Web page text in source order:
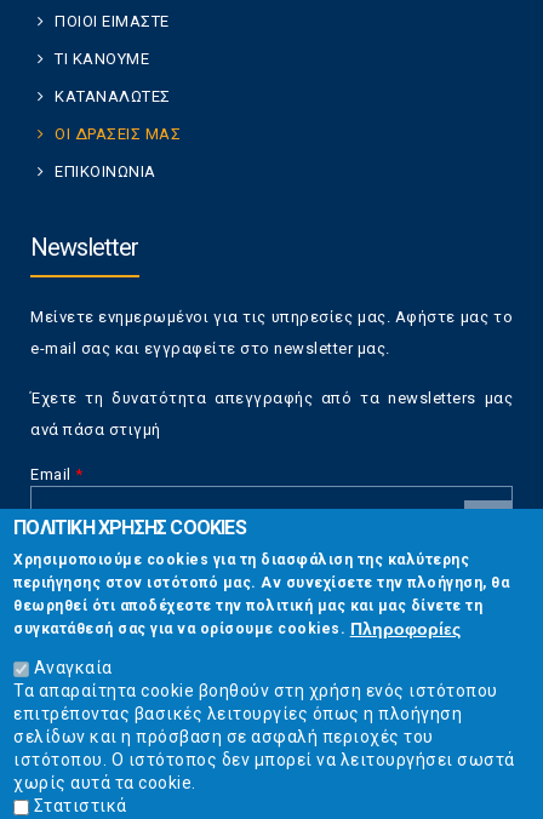
ΠΟΙΟΙ ΕΙΜΑΣΤΕ
ΤΙ ΚΑΝΟΥΜΕ
ΚΑΤΑΝΑΛΩΤΕΣ
ΟΙ ΔΡΑΣΕΙΣ ΜΑΣ
ΕΠΙΚΟΙΝΩΝΙΑ
Newsletter
Μείνετε ενημερωμένοι για τις υπηρεσίες μας. Αφήστε μας το
e-mail σας και εγγραφείτε στο newsletter μας.
Έχετε τη δυνατότητα απεγγραφής από τα newsletters μας
ανά πάσα στιγμή
Email *
CAPTCHA
This
question is
for testing
whether or
not you are a
human visitor
and to
prevent
automated
spam
submissions.
Επικοινωνία
Στουρνάρη 17, Αθήνα 10683
2103304444
info@ekpizo.gr
www.ekpizo.gr
ΠΟΛΙΤΙΚΗ ΧΡΗΣΗΣ COOKIES
Χρησιμοποιούμε cookies για τη διασφάλιση της καλύτερης
περιήγησης στον ιστότοπό μας. Αν συνεχίσετε την πλοήγηση, θα
θεωρηθεί ότι αποδέχεστε την πολιτική μας και μας δίνετε τη
συγκατάθεσή σας για να ορίσουμε cookies. Πληροφορίες
Αναγκαία
Τα απαραίτητα cookie βοηθούν στη χρήση ενός ιστότοπου
επιτρέποντας βασικές λειτουργίες όπως η πλοήγηση
σελίδων και η πρόσβαση σε ασφαλή περιοχές του
ιστότοπου. Ο ιστότοπος δεν μπορεί να λειτουργήσει σωστά
χωρίς αυτά τα cookie.
Στατιστικά